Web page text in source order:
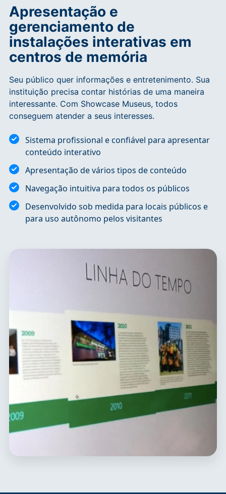
Apresentação e
gerenciamento de
instalações interativas em
centros de memória
Seu público quer informações e entretenimento. Sua
instituição precisa contar histórias de uma maneira
interessante. Com Showcase Museus, todos
conseguem atender a seus interesses.
Sistema profissional e confiável para apresentar
conteúdo interativo
Apresentação de vários tipos de conteúdo
Navegação intuitiva para todos os públicos
Desenvolvido sob medida para locais públicos e
para uso autônomo pelos visitantes